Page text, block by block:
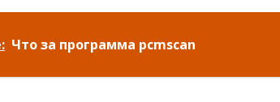
Что за программа pcmscan